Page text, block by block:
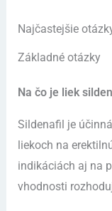
Najčastejšie
Základné otázky
Na čo je liek
Sildenafil je
liekoch na
indikáciách aj na
vhodnosti